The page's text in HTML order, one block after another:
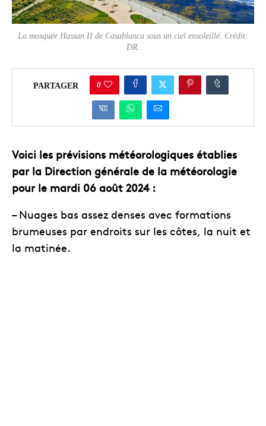
La mosquée Hassan II de Casablanca sous un ciel ensoleillé. Crédit:
DR.
PARTAGER 0
Voici les prévisions météorologiques établies
par la Direction générale de la météorologie
pour le mardi 06 août 2024 :
– Nuages bas assez denses avec formations
brumeuses par endroits sur les côtes, la nuit et
la matinée.